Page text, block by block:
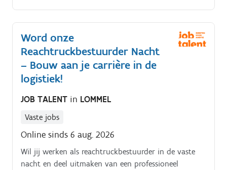
Word onze
Reachtruckbestuurder Nacht
– Bouw aan je carrière in de
logistiek!
JOB TALENT in LOMMEL
Vaste jobs
Online sinds 6 aug. 2026
Wil jij werken als reachtruckbestuurder in de vaste
nacht en deel uitmaken van een professioneel